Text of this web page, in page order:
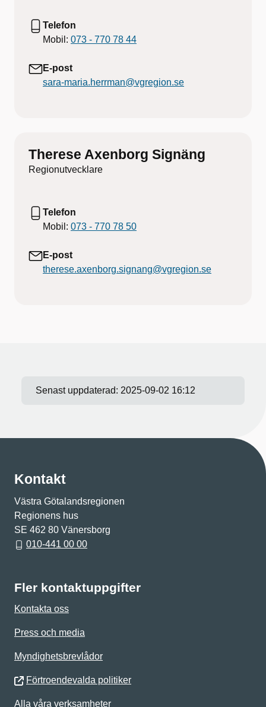
Telefon
Mobil: 073 - 770 78 44
E-post
sara-maria.herrman@vgregion.se
Therese Axenborg Signäng
Regionutvecklare
Telefon
Mobil: 073 - 770 78 50
E-post
therese.axenborg.signang@vgregion.se
Senast uppdaterad: 2025-09-02 16:12
Kontakt
Västra Götalandsregionen
Regionens hus
SE 462 80 Vänersborg
010-441 00 00
Fler kontaktuppgifter
Kontakta oss
Press och media
Myndighetsbrevlådor
Förtroendevalda politiker
Alla våra verksamheter